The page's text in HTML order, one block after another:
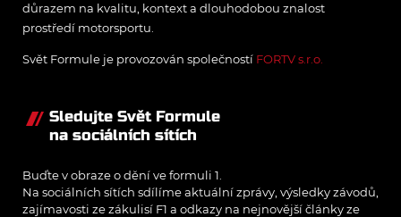
důrazem na kvalitu, kontext a dlouhodobou znalost
prostředí motorsportu.
Svět Formule je provozován společností FORTV s.r.o.
Sledujte Svět Formule
na sociálních sítích
Buďte v obraze o dění ve formuli 1.
Na sociálních sítích sdílíme aktuální zprávy, výsledky závodů,
zajímavosti ze zákulisí F1 a odkazy na nejnovější články ze